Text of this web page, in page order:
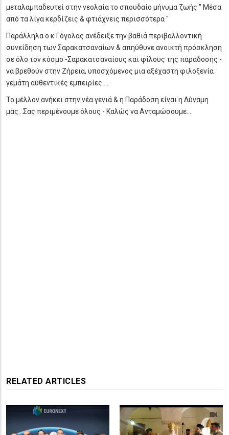
μεταλαμπαδευτεί στην νεολαία το σπουδαίο μήνυμα ζωής " Μέσα
από τα λίγα κερδίζεις & φτιάχνεις περισσότερα "
Παράλληλα ο κ Γόγολας ανέδειξε την βαθιά περιβαλλοντική
συνείδηση των Σαρακατσαναίων & απηύθυνε ανοικτή πρόσκληση
σε όλο τον κόσμο -Σαρακατσαναίους και φίλους της παράδοσης -
να βρεθούν στην Ζήρεια, υποσχόμενος μια αξέχαστη φιλοξενία
γεμάτη αυθεντικές εμπειρίες....
Το μέλλον ανήκει στην νέα γενιά & η Παράδοση είναι η Δύναμη
μας...Σας περιμένουμε όλους - Καλώς να Ανταμώσουμε....
RELATED ARTICLES